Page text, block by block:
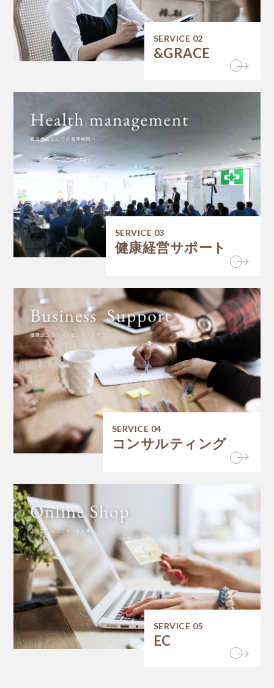
SERVICE 02
&GRACE
SERVICE 03
健康経営サポート
SERVICE 04
コンサルティング
SERVICE 05
EC